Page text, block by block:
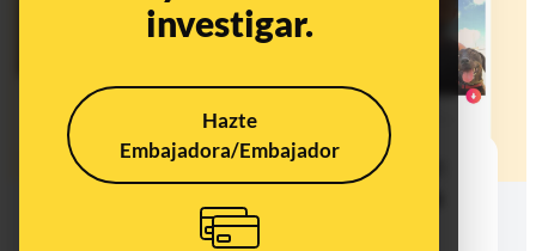
investigar.
Hazte
Embajadora/Embajador
Timos que se aprovechan del amor:
plataformas de citas